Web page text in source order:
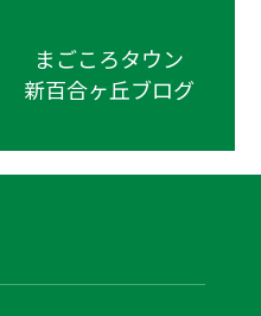
まごころタウン
新百合ヶ丘ブログ